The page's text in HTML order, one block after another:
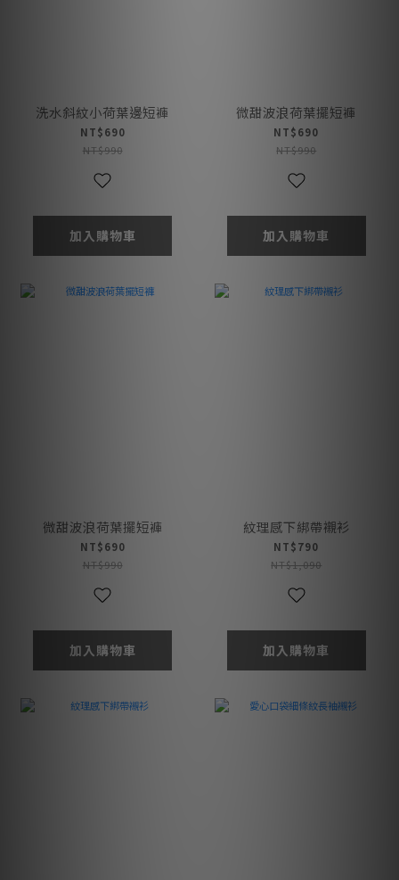
洗水斜紋小荷葉邊短褲
NT$690
NT$990
加入購物車
微甜波浪荷葉擺短褲
NT$690
NT$990
加入購物車
微甜波浪荷葉擺短褲
NT$690
NT$990
加入購物車
紋理感下綁帶襯衫
NT$790
NT$1,090
加入購物車